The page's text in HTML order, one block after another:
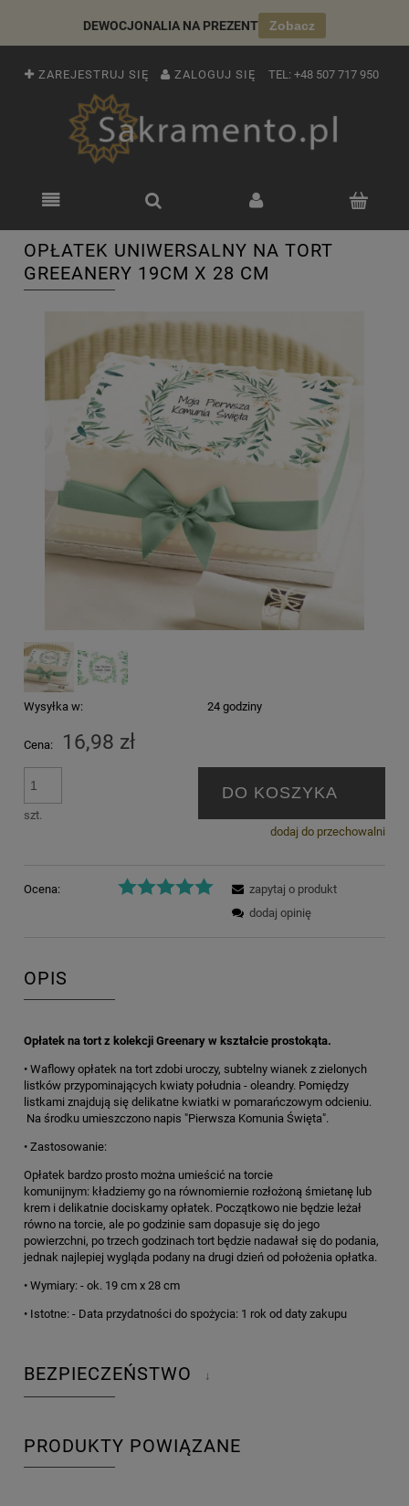
DEWOCJONALIA NA PREZENT Zobacz
ZAREJESTRUJ SIĘ ZALOGUJ SIĘ TEL: +48 507 717 950
OPŁATEK UNIWERSALNY NA TORT
GREEANERY 19CM X 28 CM
Wysyłka w: 24 godziny
Cena: 16,98 zł
szt.
DO KOSZYKA
dodaj do przechowalni
Ocena:
zapytaj o produkt
dodaj opinię
OPIS
Opłatek na tort z kolekcji Greenary w kształcie prostokąta.
• Waflowy opłatek na tort zdobi uroczy, subtelny wianek z zielonych
listków przypominających kwiaty południa - oleandry. Pomiędzy
listkami znajdują się delikatne kwiatki w pomarańczowym odcieniu.
Na środku umieszczono napis "Pierwsza Komunia Święta".
• Zastosowanie:
Opłatek bardzo prosto można umieścić na torcie
komunijnym: kładziemy go na równomiernie rozłożoną śmietanę lub
krem i delikatnie dociskamy opłatek. Początkowo nie będzie leżał
równo na torcie, ale po godzinie sam dopasuje się do jego
powierzchni, po trzech godzinach tort będzie nadawał się do podania,
jednak najlepiej wygląda podany na drugi dzień od położenia opłatka.
• Wymiary: - ok. 19 cm x 28 cm
• Istotne: - Data przydatności do spożycia: 1 rok od daty zakupu
BEZPIECZEŃSTWO ↓
PRODUKTY POWIĄZANE